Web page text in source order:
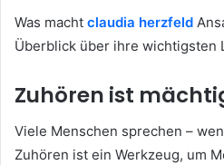
Was macht claudia herzfeld
Überblick über ihre wichtigsten
Zuhören ist
Viele Menschen sprechen –
Zuhören ist ein Werkzeug, um